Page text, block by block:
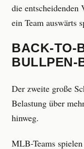
die entscheidenden
ein Team auswärts
BACK-TO-
BULLPEN-
Der zweite große
Belastung über
hinweg.
MLB-Teams